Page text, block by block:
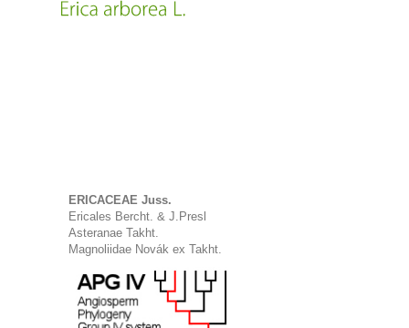
ERICACEAE Juss.
Ericales Bercht. & J.Presl
Asteranae Takht.
Magnoliidae Novák ex Takht.